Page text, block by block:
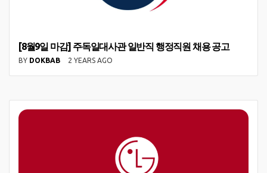
[8월9일 마감] 주독일대사관 일반직 행정직원 채용 공고
BY DOKBAB 2 YEARS AGO